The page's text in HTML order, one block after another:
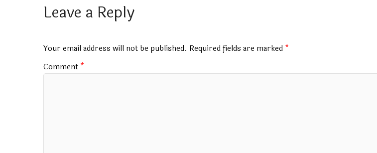
b
o
k
s
p
p
bl er
m
Leave a Reply
Your email address will not be published. Required fields are marked *
Comment *